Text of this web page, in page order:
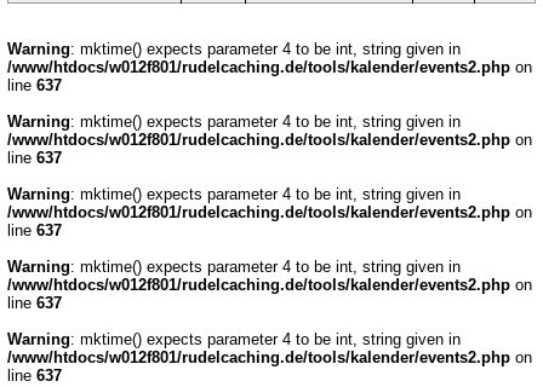
Warning: mktime() expects parameter 4 to be int, string given in
/www/htdocs/w012f801/rudelcaching.de/tools/kalender/events2.php on
line 637
Warning: mktime() expects parameter 4 to be int, string given in
/www/htdocs/w012f801/rudelcaching.de/tools/kalender/events2.php on
line 637
Warning: mktime() expects parameter 4 to be int, string given in
/www/htdocs/w012f801/rudelcaching.de/tools/kalender/events2.php on
line 637
Warning: mktime() expects parameter 4 to be int, string given in
/www/htdocs/w012f801/rudelcaching.de/tools/kalender/events2.php on
line 637
Warning: mktime() expects parameter 4 to be int, string given in
/www/htdocs/w012f801/rudelcaching.de/tools/kalender/events2.php on
line 637